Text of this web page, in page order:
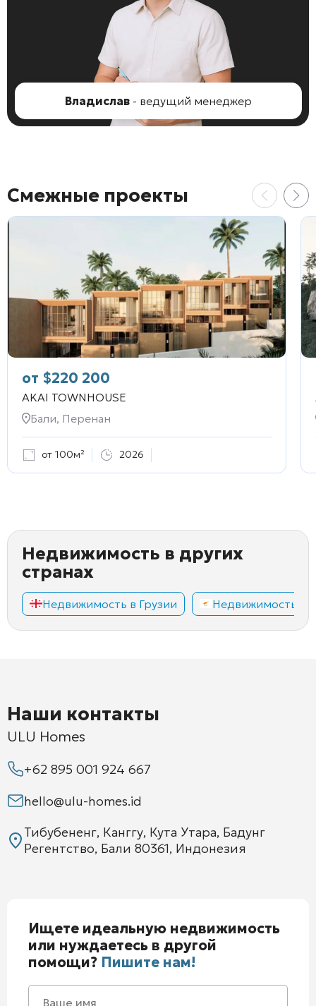
Владислав - ведущий менеджер
Смежные проекты
от $220 200
AKAI TOWNHOUSE
Бали, Перенан
от 100м² 2026
Недвижимость в других
странах
Недвижимость в Грузии Недвижимость
Наши контакты
ULU Homes
+62 895 001 924 667
hello@ulu-homes.id
Тибубененг, Канггу, Кута Утара, Бадунг
Регентство, Бали 80361, Индонезия
Ищете идеальную недвижимость
или нуждаетесь в другой
помощи? Пишите нам!